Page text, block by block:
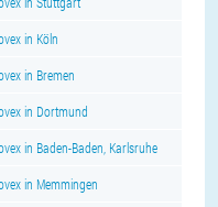
in Köln
in Bremen
in Dortmund
in Baden-Baden, Karlsruhe
in Memmingen